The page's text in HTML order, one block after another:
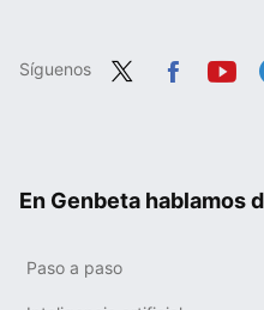
Síguenos
En Genbeta hablamos
Paso a paso